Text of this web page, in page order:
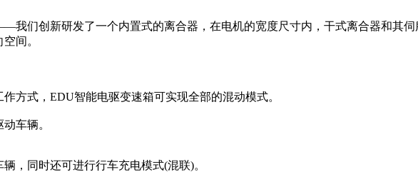
们创新研发了一个内置式的离合器，在电机的宽度尺寸内，干式离合器和其伺
间。
方式，EDU智能电驱变速箱可实现全部的混动模式。
车辆。
，同时还可进行行车充电模式(混联)。